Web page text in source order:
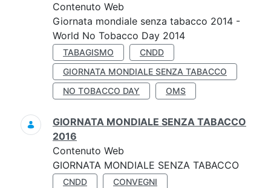
Contenuto Web
Giornata mondiale senza tabacco 2014 -
World No Tobacco Day 2014
TABAGISMO
CNDD
GIORNATA MONDIALE SENZA TABACCO
NO TOBACCO DAY
OMS
GIORNATA MONDIALE SENZA TABACCO
2016
Contenuto Web
GIORNATA MONDIALE SENZA TABACCO
CNDD
CONVEGNI